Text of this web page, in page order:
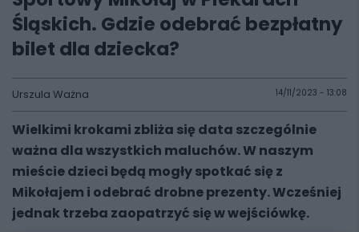
Śląskich. Gdzie odebrać bezpłatny
bilet dla dziecka?
Urszula Ważna 14/11/2023 - 13:08
Wielkimi krokami zbliża się data szczególnie
ważna dla wszystkich maluchów. W naszym
mieście dzieci będą mogły spotkać się z
Mikołajem i odebrać drobne prezenty. Wcześniej
jednak trzeba zaopatrzyć się w wejściówkę.